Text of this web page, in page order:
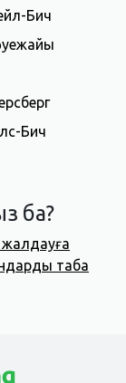
Бич
Бич
ба?
таба